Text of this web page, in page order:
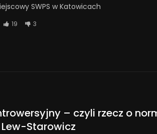
SWPS w Katowicach
19 3
– czyli rzecz o
Starowicz